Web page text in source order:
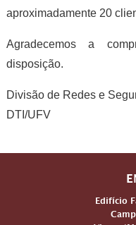
aproximadamente 20
Agradecemos a
disposição.
Divisão de Redes e
DTI/UFV
Edifício